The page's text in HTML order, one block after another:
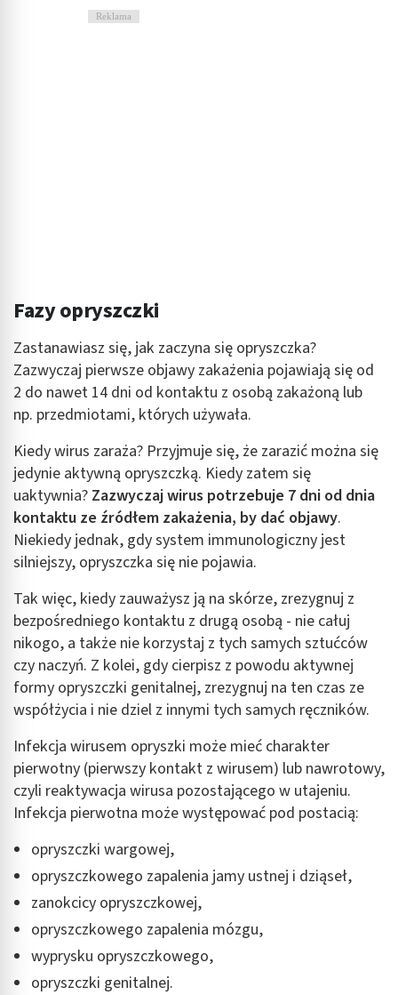
Reklama
Fazy opryszczki
Zastanawiasz się, jak zaczyna się opryszczka?
Zazwyczaj pierwsze objawy zakażenia pojawiają się od
2 do nawet 14 dni od kontaktu z osobą zakażoną lub
np. przedmiotami, których używała.
Kiedy wirus zaraża? Przyjmuje się, że zarazić można się
jedynie aktywną opryszczką. Kiedy zatem się
uaktywnia? Zazwyczaj wirus potrzebuje 7 dni od dnia
kontaktu ze źródłem zakażenia, by dać objawy.
Niekiedy jednak, gdy system immunologiczny jest
silniejszy, opryszczka się nie pojawia.
Tak więc, kiedy zauważysz ją na skórze, zrezygnuj z
bezpośredniego kontaktu z drugą osobą - nie całuj
nikogo, a także nie korzystaj z tych samych sztućców
czy naczyń. Z kolei, gdy cierpisz z powodu aktywnej
formy opryszczki genitalnej, zrezygnuj na ten czas ze
współżycia i nie dziel z innymi tych samych ręczników.
Infekcja wirusem opryszki może mieć charakter
pierwotny (pierwszy kontakt z wirusem) lub nawrotowy,
czyli reaktywacja wirusa pozostającego w utajeniu.
Infekcja pierwotna może występować pod postacią:
opryszczki wargowej,
opryszczkowego zapalenia jamy ustnej i dziąseł,
zanokcicy opryszczkowej,
opryszczkowego zapalenia mózgu,
wyprysku opryszczkowego,
opryszczki genitalnej.